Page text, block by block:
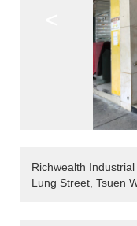
Richwealth
Lung Street, Tsuen